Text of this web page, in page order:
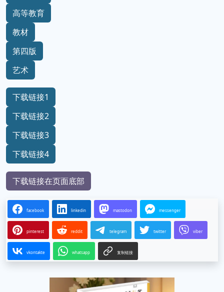
高等教育
教材
第四版
艺术
下载链接1
下载链接2
下载链接3
下载链接4
下载链接在页面底部
facebook linkedin mastodon messenger
pinterest reddit telegram twitter viber
vkontakte whatsapp 复制链接